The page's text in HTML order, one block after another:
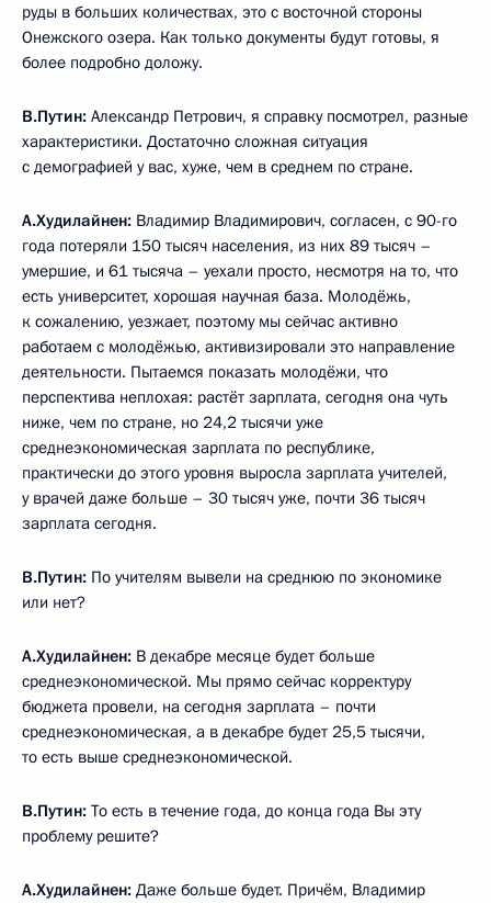
руды в больших количествах, это с восточной стороны
Онежского озера. Как только документы будут готовы, я
более подробно доложу.
В.Путин: Александр Петрович, я справку посмотрел, разные
характеристики. Достаточно сложная ситуация
с демографией у вас, хуже, чем в среднем по стране.
А.Худилайнен: Владимир Владимирович, согласен, с 90-го
года потеряли 150 тысяч населения, из них 89 тысяч –
умершие, и 61 тысяча – уехали просто, несмотря на то, что
есть университет, хорошая научная база. Молодёжь,
к сожалению, уезжает, поэтому мы сейчас активно
работаем с молодёжью, активизировали это направление
деятельности. Пытаемся показать молодёжи, что
перспектива неплохая: растёт зарплата, сегодня она чуть
ниже, чем по стране, но 24,2 тысячи уже
среднеэкономическая зарплата по республике,
практически до этого уровня выросла зарплата учителей,
у врачей даже больше – 30 тысяч уже, почти 36 тысяч
зарплата сегодня.
В.Путин: По учителям вывели на среднюю по экономике
или нет?
А.Худилайнен: В декабре месяце будет больше
среднеэкономической. Мы прямо сейчас корректуру
бюджета провели, на сегодня зарплата – почти
среднеэкономическая, а в декабре будет 25,5 тысячи,
то есть выше среднеэкономической.
В.Путин: То есть в течение года, до конца года Вы эту
проблему решите?
А.Худилайнен: Даже больше будет. Причём, Владимир